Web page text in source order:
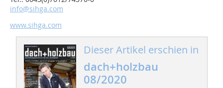
info@sihga.com
www.sihga.com
Dieser Artikel erschien in
dach+holzbau
08/2020